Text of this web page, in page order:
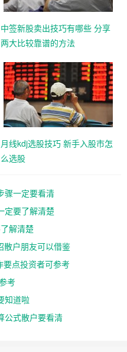
中签新股卖出技巧有哪些 分享
两大比较靠谱的方法
月线kdj选股技巧 新手入股市怎
么选股
骤一定要看清
定要了解清楚
解清楚
散户朋友可以借鉴
要点投资者可参考
考
知道啦
公式散户要看清